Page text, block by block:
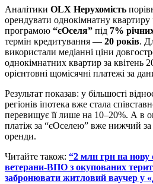
Аналітики OLX Нерухомість
орендувати однокімнатну
програмою “єОселя” під 7%
термін кредитування — 20 років.
використали медіанні ціни
однокімнатних квартир за квітень
орієнтовні щомісячні платежі за
Результат показав: у більшості
регіонів іпотека вже стала
перевищує її лише на 10–20%. А в
платіж за “єОселею” вже нижчий за
оренди.
Читайте також: “2 млн грн на нову
ветерани-ВПО з окупованих
забронювати житловий ваучер у